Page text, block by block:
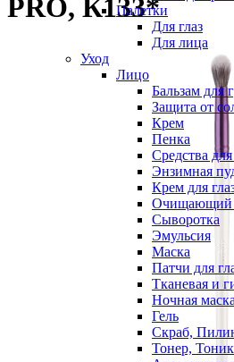
Палетки
Для глаз
Для лица
Уход
Лицо
Бальзам для
Защита от
Крем
Пенка
Средства
Энзимная
Крем для
Очищающий
Сыворотка
Эмульсия
Маска
Патчи для
Тканевая и
Ночная маска
Гель
Скраб,
Тонер, Тоник
PRO, К133*